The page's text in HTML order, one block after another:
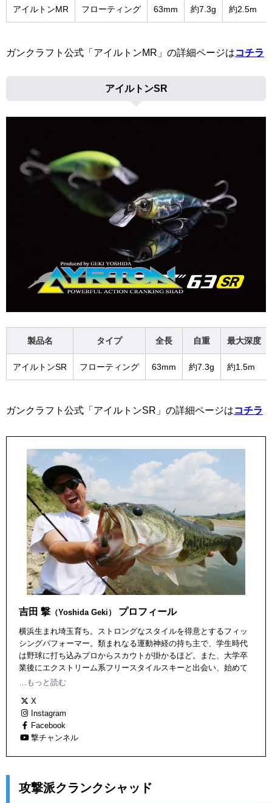
アイルトンMR フローティング 63mm 約7.3g 約2.5m
ガンクラフト公式「アイルトンMR」の詳細ページはコチラ
アイルトンSR
製品名 タイプ 全長 自重 最大深度
アイルトンSR フローティング 63mm 約7.3g 約1.5m
ガンクラフト公式「アイルトンSR」の詳細ページはコチラ
吉田 撃 （Yoshida Geki） プロフィール
横浜生まれ埼玉育ち。ストロングなスタイルを得意とするフィッ
シングパフォーマー。類まれなる運動神経の持ち主で、学生時代
は野球に打ち込みプロからスカウトが掛かるほど。また、大学卒
業後にエクストリーム系フリースタイルスキーと出会い、始めて
１年目にして日本最大級のビッグエアーコンテストのアマチュア
…もっと読む
X
Instagram
Facebook
撃チャンネル
攻撃派クランクシャッド